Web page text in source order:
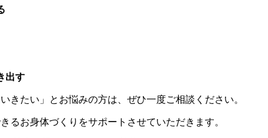
出す
きたい」とお悩みの方は、ぜひ一度ご相談ください。
るお身体づくりをサポートさせていただきます。